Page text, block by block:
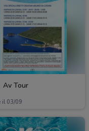
Av Tour
il 03/09